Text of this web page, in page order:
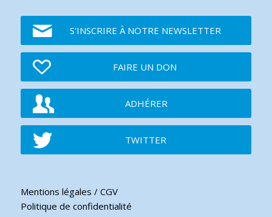
S'INSCRIRE À NOTRE NEWSLETTER
FAIRE UN DON
ADHÉRER
TWITTER
Mentions légales / CGV
Politique de confidentialité